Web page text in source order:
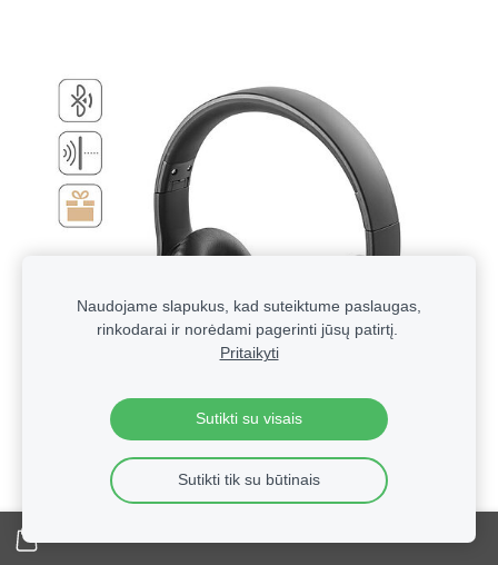
Technologinės verslo dovanos su logotipu | Reklaminė
Naudojame slapukus, kad suteiktume paslaugas,
rinkodarai ir norėdami pagerinti jūsų patirtį.
Pritaikyti
Sutikti su visais
Sutikti tik su būtinais